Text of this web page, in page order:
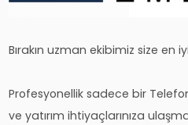
Bırakın uzman ekibimiz size en
Profesyonellik sadece bir
ve yatırım ihtiyaçlarınıza